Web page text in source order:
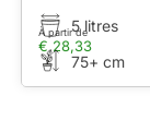
€28,33
À partir de5 litres
75+ cm